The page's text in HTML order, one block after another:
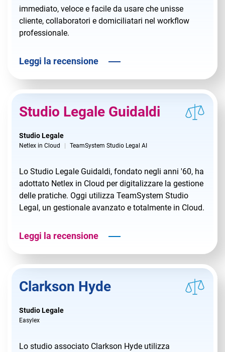
immediato, veloce e facile da usare che unisse
cliente, collaboratori e domiciliatari nel workflow
professionale.
Leggi la recensione
Studio Legale Guidaldi
Studio Legale
Netlex in Cloud TeamSystem Studio Legal AI
Lo Studio Legale Guidaldi, fondato negli anni '60, ha
adottato Netlex in Cloud per digitalizzare la gestione
delle pratiche. Oggi utilizza TeamSystem Studio
Legal, un gestionale avanzato e totalmente in Cloud.
Leggi la recensione
Clarkson Hyde
Studio Legale
Easylex
Lo studio associato Clarkson Hyde utilizza